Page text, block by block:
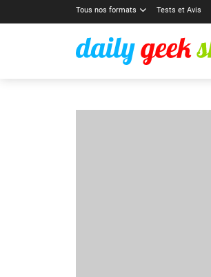
Tous nos formats Tests et Avis